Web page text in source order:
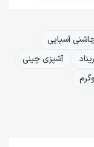
آسیایی
آشپزی چینی